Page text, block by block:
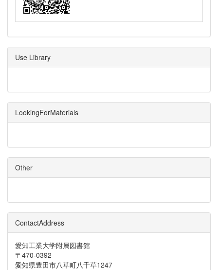
Use Library
LookingForMaterials
Other
ContactAddress
愛知工業大学附属図書館
〒470-0392
愛知県豊田市八草町八千草1247